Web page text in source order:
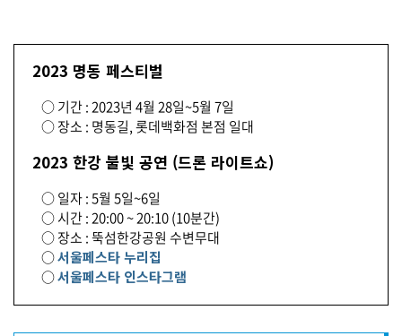
2023 명동 페스티벌
○ 기간 : 2023년 4월 28일~5월 7일
○ 장소 : 명동길, 롯데백화점 본점 일대
2023 한강 불빛 공연 (드론 라이트쇼)
○ 일자 : 5월 5일~6일
○ 시간 : 20:00 ~ 20:10 (10분간)
○ 장소 : 뚝섬한강공원 수변무대
○서울페스타 누리집
○서울페스타 인스타그램